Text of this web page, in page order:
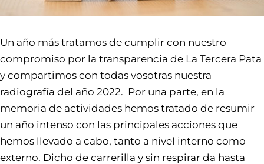
Un año más tratamos de cumplir con nuestro
compromiso por la transparencia de La Tercera Pata
y compartimos con todas vosotras nuestra
radiografía del año 2022. Por una parte, en la
memoria de actividades hemos tratado de resumir
un año intenso con las principales acciones que
hemos llevado a cabo, tanto a nivel interno como
externo. Dicho de carrerilla y sin respirar da hasta